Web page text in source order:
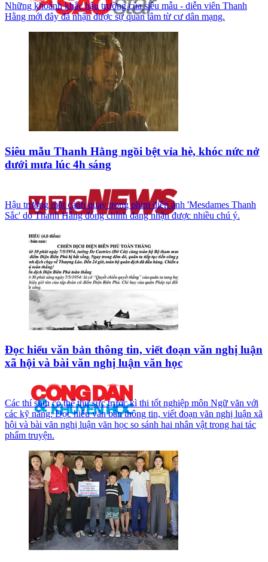
Những khoảnh khắc hậu trường của siêu mẫu - diễn viên Thanh
Hằng mới đây đã nhận được sự quan tâm từ cư dân mạng.
Siêu mẫu Thanh Hằng ngồi bệt vỉa hè, khóc nức nở
dưới mưa lúc 4h sáng
Hậu trường một cảnh quay trong phim điện ảnh 'Mesdames Thanh
Sắc' do Thanh Hằng đóng chính đang nhận được nhiều chú ý.
Đọc hiểu văn bản thông tin, viết đoạn văn nghị luận
xã hội và bài văn nghị luận văn học
Các thí sinh có thể thử sức trước kì thi tốt nghiệp môn Ngữ văn với
các kỹ năng: Đọc hiểu văn bản thông tin, viết đoạn văn nghị luận xã
hội và bài văn nghị luận văn học so sánh hai nhân vật trong hai tác
phẩm truyện.